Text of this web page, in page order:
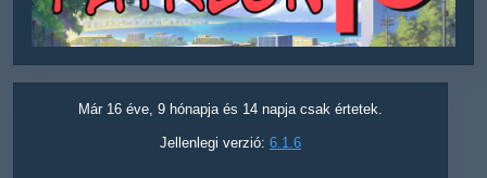
Már 16 éve, 9 hónapja és 14 napja csak értetek.
Jellenlegi verzió: 6.1.6